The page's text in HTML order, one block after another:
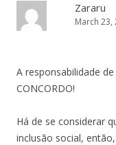
Zararu
March 23,
A responsabilidade
CONCORDO!
Há de se considerar
inclusão social,